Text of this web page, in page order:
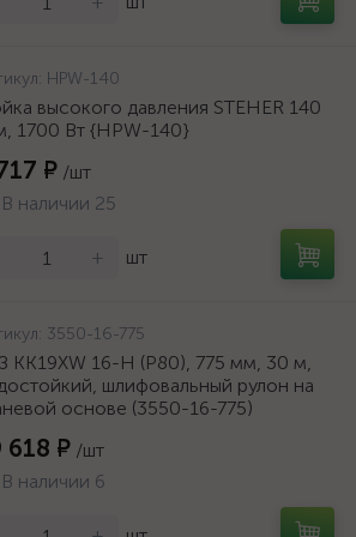
HPW-140
высокого давления STEHER 140
1700 Вт {HPW-140}
₽ /шт
В наличии 25
+ шт
3550-16-775
KK19XW 16-H (Р80), 775 мм, 30 м,
шлифовальный рулон на
основе (3550-16-775)
618 ₽ /шт
В наличии 6